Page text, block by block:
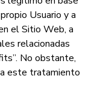
Usuario y a
el Sitio Web, a
relacionadas
No obstante,
este tratamiento